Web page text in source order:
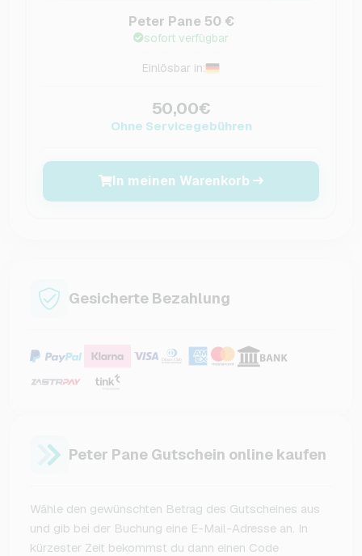
Peter Pane 50 €
sofort verfügbar
Einlösbar in:
50,00€
Ohne Servicegebühren
In meinen Warenkorb
Gesicherte Bezahlung
Peter Pane Gutschein online kaufen
Wähle den gewünschten Betrag des Gutscheines aus
und gib bei der Buchung eine E-Mail-Adresse an. In
kürzester Zeit bekommst du dann einen Code